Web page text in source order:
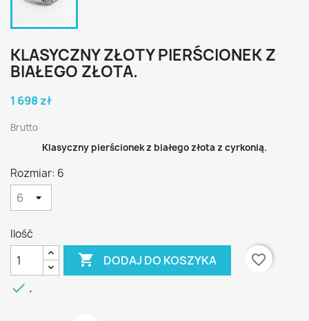
KLASYCZNY ZŁOTY PIERŚCIONEK Z
BIAŁEGO ZŁOTA.
1 698 zł
Brutto
Klasyczny pierścionek z białego złota z cyrkonią.
Rozmiar: 6
Ilość
 DODAJ DO KOSZYKA
favorite_border
 .